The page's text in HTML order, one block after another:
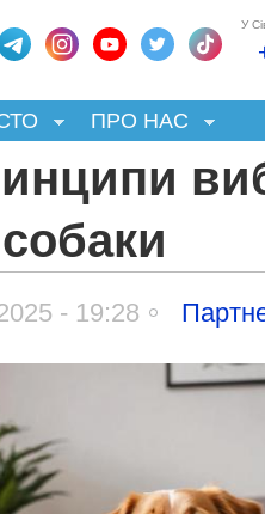
У
ПРО НАС
- 19:28